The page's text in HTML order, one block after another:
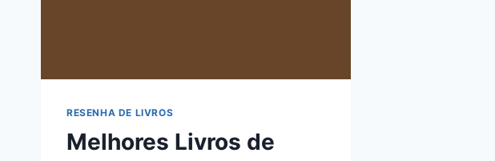
RESENHA DE LIVROS
Melhores Livros de